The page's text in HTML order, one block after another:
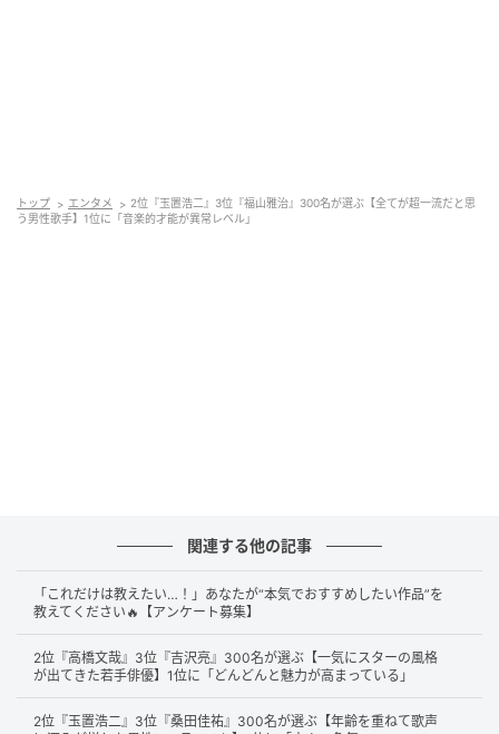
安全地帯デビュー30周年＆ＳＡＬＴＭＯＤＥＲＡＴＥ設立記念パーティー 玉
第2位は玉置浩二さん。「日本一」と絶賛される圧倒的
なボーカル力と表現力、ライブパフォーマンスの高さ
が多くの支持を集めました。その唯一無二の世界観や
存在感も評価され、「聴く人の心を震わせる」といっ
た声も多数寄せられています。
トップ エンタメ
2位『玉置浩二』3位『福山雅治』300名が選ぶ【全てが超一流だと思
う男性歌手】1位に「音楽的才能が異常レベル」
関連する他の記事
「これだけは教えたい…！」あなたが“本気でおすすめしたい作品”を
教えてください🔥【アンケート募集】
2位『高橋文哉』3位『吉沢亮』300名が選ぶ【一気にスターの風格
が出てきた若手俳優】1位に「どんどんと魅力が高まっている」
2位『玉置浩二』3位『桑田佳祐』300名が選ぶ【年齢を重ねて歌声